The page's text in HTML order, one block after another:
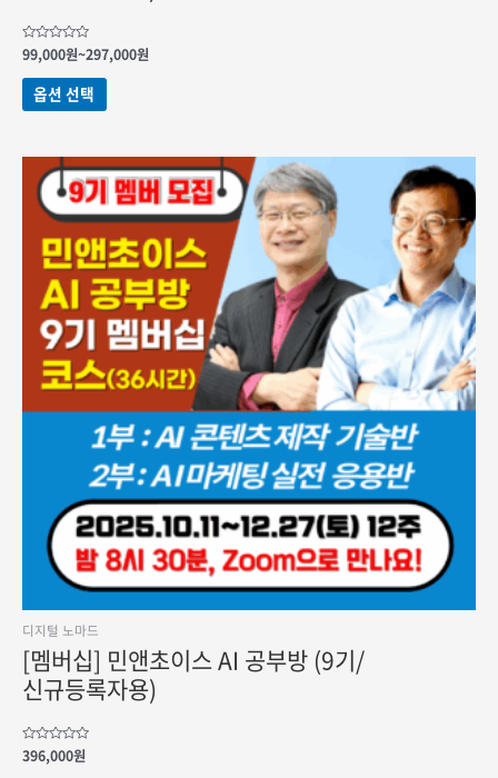
5
중에서
0
로
평가됨
99,000원~297,000원
옵션 선택
여러
있습니다.
상품
페이지에서
옵션을
선택할
수
있습니다.
디지털 노마드
[멤버십] 민앤초이스 AI 공부방 (9기/
신규등록자용)
5
중에서
396,000원